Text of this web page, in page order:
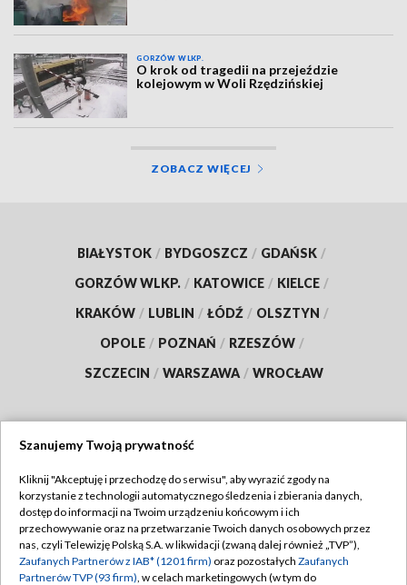
GORZÓW WLKP.
O krok od tragedii na przejeździe
kolejowym w Woli Rzędzińskiej
ZOBACZ WIĘCEJ
BIAŁYSTOK / BYDGOSZCZ / GDAŃSK /
GORZÓW WLKP. / KATOWICE / KIELCE /
KRAKÓW / LUBLIN / ŁÓDŹ / OLSZTYN /
OPOLE / POZNAŃ / RZESZÓW /
SZCZECIN / WARSZAWA / WROCŁAW
TVP
Abonament TVP
Emisja w TVP
Regulamin TVP
Polityka prywatności
Szanujemy Twoją prywatność
Kliknij "Akceptuję i przechodzę do serwisu", aby wyrazić zgody na
korzystanie z technologii automatycznego śledzenia i zbierania danych,
dostęp do informacji na Twoim urządzeniu końcowym i ich
przechowywanie oraz na przetwarzanie Twoich danych osobowych przez
nas, czyli Telewizję Polską S.A. w likwidacji (zwaną dalej również „TVP”),
Zaufanych Partnerów z IAB* (1201 firm) oraz pozostałych Zaufanych
Partnerów TVP (93 firm), w celach marketingowych (w tym do